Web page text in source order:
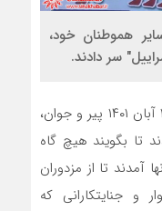
هموطنان خود،
سر دادند.
به گزارش سیناخبر صبح امروز جمعه ۱۳ آبان ۱۴۰۱ پیر و جوان،
میدان آمدند تا بگویند هیچ گاه
آمدند تا از مزدوران
و جنایتکارانی که